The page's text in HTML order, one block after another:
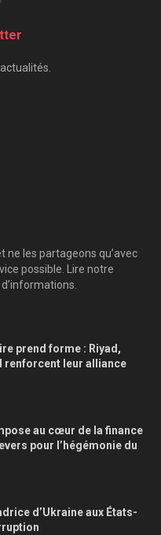
ne les partageons qu’avec
possible. Lire notre
prend forme : Riyad,
renforcent leur alliance
au cœur de la finance
pour l’hégémonie du
d’Ukraine aux États-